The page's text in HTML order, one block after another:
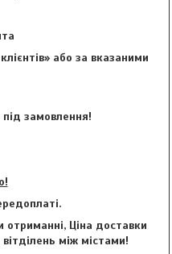
або за вказаними
під замовлення!
Ціна доставки
між містами!